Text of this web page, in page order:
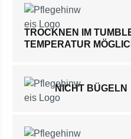
TROCKNEN IM
TEMPERATUR
NICHT BÜGELN